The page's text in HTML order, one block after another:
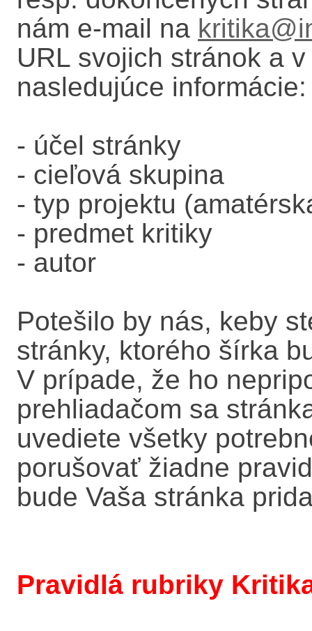
nám e-mail na
URL svojich stránok a
nasledujúce informácie:
- účel stránky
- cieľová skupina
- typ projektu
- predmet kritiky
- autor
Potešilo by nás, keby
stránky, ktorého šírka
V prípade, že ho
prehliadačom sa
uvediete všetky
porušovať žiadne
bude Vaša stránka
Pravidlá rubriky